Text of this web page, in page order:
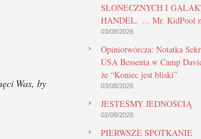
Was, by
SŁONECZNYCH I
HANDEL. … Mr. KidPool
03/08/2026
Opiniotwórcza: Notatka
USA Bessenta w Camp
że “Koniec jest bliski”
03/08/2026
JESTEŚMY JEDNOŚCIĄ
02/08/2026
PIERWSZE SPOTKANIE